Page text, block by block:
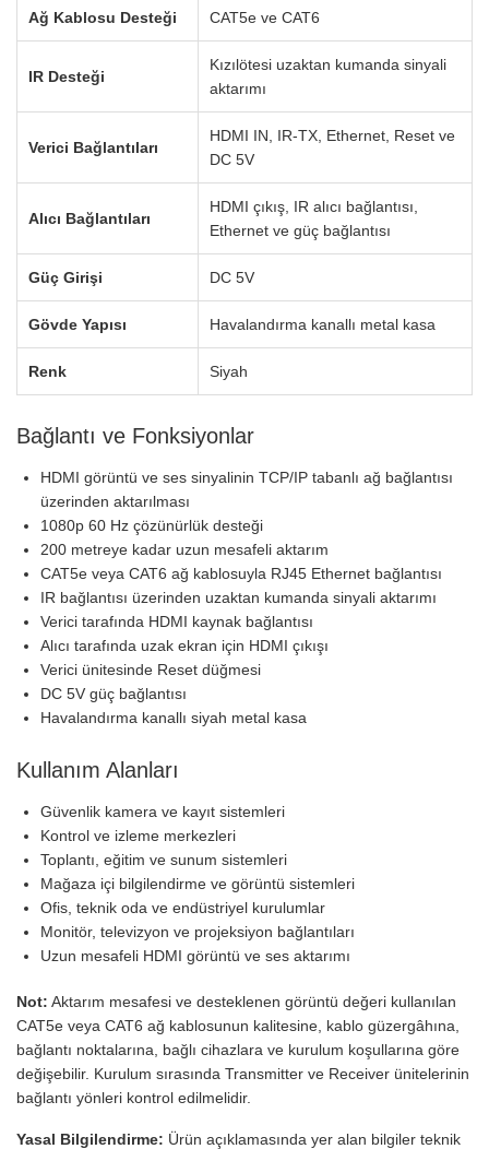
Ağ Kablosu Desteği CAT5e ve CAT6
IR Desteği
Kızılötesi uzaktan kumanda sinyali
aktarımı
Verici Bağlantıları
HDMI IN, IR-TX, Ethernet, Reset ve
DC 5V
Alıcı Bağlantıları
HDMI çıkış, IR alıcı bağlantısı,
Ethernet ve güç bağlantısı
Güç Girişi DC 5V
Gövde Yapısı Havalandırma kanallı metal kasa
Renk Siyah
Bağlantı ve Fonksiyonlar
HDMI görüntü ve ses sinyalinin TCP/IP tabanlı ağ bağlantısı
üzerinden aktarılması
1080p 60 Hz çözünürlük desteği
200 metreye kadar uzun mesafeli aktarım
CAT5e veya CAT6 ağ kablosuyla RJ45 Ethernet bağlantısı
IR bağlantısı üzerinden uzaktan kumanda sinyali aktarımı
Verici tarafında HDMI kaynak bağlantısı
Alıcı tarafında uzak ekran için HDMI çıkışı
Verici ünitesinde Reset düğmesi
DC 5V güç bağlantısı
Havalandırma kanallı siyah metal kasa
Kullanım Alanları
Güvenlik kamera ve kayıt sistemleri
Kontrol ve izleme merkezleri
Toplantı, eğitim ve sunum sistemleri
Mağaza içi bilgilendirme ve görüntü sistemleri
Ofis, teknik oda ve endüstriyel kurulumlar
Monitör, televizyon ve projeksiyon bağlantıları
Uzun mesafeli HDMI görüntü ve ses aktarımı
Not: Aktarım mesafesi ve desteklenen görüntü değeri kullanılan
CAT5e veya CAT6 ağ kablosunun kalitesine, kablo güzergâhına,
bağlantı noktalarına, bağlı cihazlara ve kurulum koşullarına göre
değişebilir. Kurulum sırasında Transmitter ve Receiver ünitelerinin
bağlantı yönleri kontrol edilmelidir.
Yasal Bilgilendirme: Ürün açıklamasında yer alan bilgiler teknik